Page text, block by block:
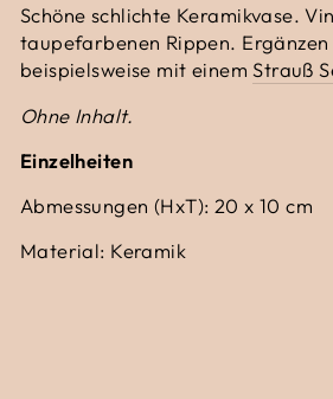
Schöne schlichte Keramikvase.
taupefarbenen Rippen. Ergänzen
beispielsweise mit einemStrauß
Ohne Inhalt.
Einzelheiten
Abmessungen (HxT): 20 x 10 cm
Material: Keramik